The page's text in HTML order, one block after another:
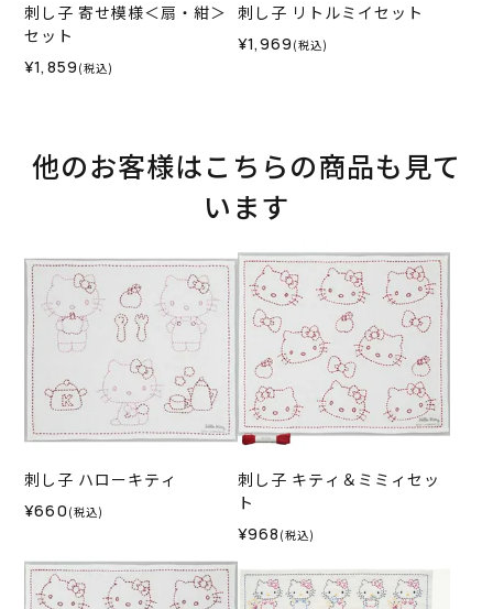
刺し子 寄せ模様＜扇・紺＞
セット
¥1,859 (税込)
刺し子 リトルミイセット
¥1,969 (税込)
他のお客様はこちらの商品も見て
います
刺し子 ハローキティ
¥660 (税込)
刺し子 キティ＆ミミィセッ
ト
¥968 (税込)